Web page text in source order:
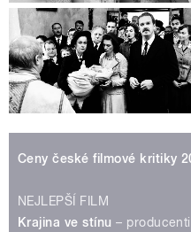
Ceny české filmové kritiky
NEJLEPŠÍ FILM
Krajina ve stínu –